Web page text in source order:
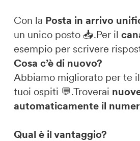
Con la Posta in arrivo
un unico posto 📥.Per il
esempio per scrivere
Cosa c’è di nuovo?
Abbiamo migliorato per te il
tuoi ospiti 💬.Troverai
automaticamente il
Qual è il vantaggio?